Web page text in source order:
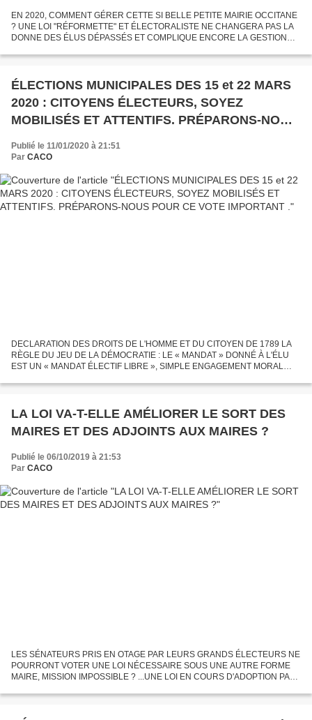
EN 2020, COMMENT GÉRER CETTE SI BELLE PETITE MAIRIE OCCITANE
? UNE LOI "RÉFORMETTE" ET ÉLECTORALISTE NE CHANGERA PAS LA
DONNE DES ÉLUS DÉPASSÉS ET COMPLIQUE ENCORE LA GESTION
communes 53 % des...
ÉLECTIONS MUNICIPALES DES 15 et 22 MARS
2020 : CITOYENS ÉLECTEURS, SOYEZ
MOBILISÉS ET ATTENTIFS. PRÉPARONS-NOUS
POUR CE VOTE IMPORTANT .
Publié le 11/01/2020 à 21:51
Par CACO
DECLARATION DES DROITS DE L'HOMME ET DU CITOYEN DE 1789 LA
RÈGLE DU JEU DE LA DÉMOCRATIE : LE « MANDAT » DONNÉ À L'ÉLU
EST UN « MANDAT ÉLECTIF LIBRE », SIMPLE ENGAGEMENT MORAL
veille d'élections...
LA LOI VA-T-ELLE AMÉLIORER LE SORT DES
MAIRES ET DES ADJOINTS AUX MAIRES ?
Publié le 06/10/2019 à 21:53
Par CACO
LES SÉNATEURS PRIS EN OTAGE PAR LEURS GRANDS ÉLECTEURS NE
POURRONT VOTER UNE LOI NÉCESSAIRE SOUS UNE AUTRE FORME
MAIRE, MISSION IMPOSSIBLE ? ...UNE LOI EN COURS D'ADOPTION PAR
ELLE MODIFIER LA DONNE...